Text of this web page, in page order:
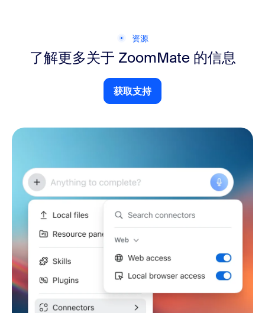
资源
了解更多关于 ZoomMate 的信息
获取支持
获取支持